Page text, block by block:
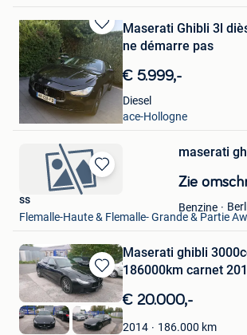
Bewaren
in
Mijn
Favorieten
Maserati Ghibli 3l
ne démarre pas
€ 5.999,-
Diesel
kevin.djor27
Loncin + Partie De Grace-Hollogne
Bewaren
Favorieten
maserati
Zie
Benzine
ss
Flemalle-Haute & Flemalle- Grande & Partie
Bewaren
in
Mijn
Favorieten
Maserati ghibli
186000km carnet
€ 20.000,-
2014 186.000 km